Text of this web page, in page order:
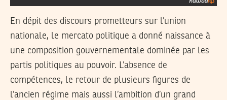
En dépit des discours prometteurs sur l’union
nationale, le mercato politique a donné naissance à
une composition gouvernementale dominée par les
partis politiques au pouvoir. L’absence de
compétences, le retour de plusieurs figures de
l’ancien régime mais aussi l’ambition d’un grand